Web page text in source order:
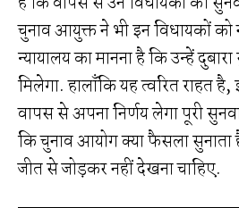
चुनाव आयुक्त ने भी इन विधायकों को
न्यायालय का मानना है कि उन्हें
मिलेगा. हालाँकि यह त्वरित राहत
वापस से अपना निर्णय लेगा पूरी
कि चुनाव आयोग क्या फैसला सुनाता
जीत से जोड़कर नहीं देखना चाहिए.